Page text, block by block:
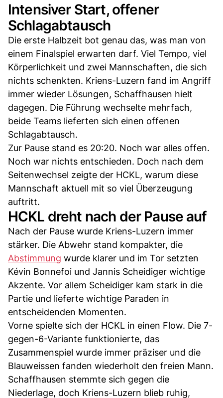
Intensiver Start, offener
Schlagabtausch
Die erste Halbzeit bot genau das, was man von
einem Finalspiel erwarten darf. Viel Tempo, viel
Körperlichkeit und zwei Mannschaften, die sich
nichts schenkten. Kriens-Luzern fand im Angriff
immer wieder Lösungen, Schaffhausen hielt
dagegen. Die Führung wechselte mehrfach,
beide Teams lieferten sich einen offenen
Schlagabtausch.
Zur Pause stand es 20:20. Noch war alles offen.
Noch war nichts entschieden. Doch nach dem
Seitenwechsel zeigte der HCKL, warum diese
Mannschaft aktuell mit so viel Überzeugung
auftritt.
HCKL dreht nach der Pause auf
Nach der Pause wurde Kriens-Luzern immer
stärker. Die Abwehr stand kompakter, die
Abstimmung wurde klarer und im Tor setzten
Kévin Bonnefoi und Jannis Scheidiger wichtige
Akzente. Vor allem Scheidiger kam stark in die
Partie und lieferte wichtige Paraden in
entscheidenden Momenten.
Vorne spielte sich der HCKL in einen Flow. Die 7-
gegen-6-Variante funktionierte, das
Zusammenspiel wurde immer präziser und die
Blauweissen fanden wiederholt den freien Mann.
Schaffhausen stemmte sich gegen die
Niederlage, doch Kriens-Luzern blieb ruhig,